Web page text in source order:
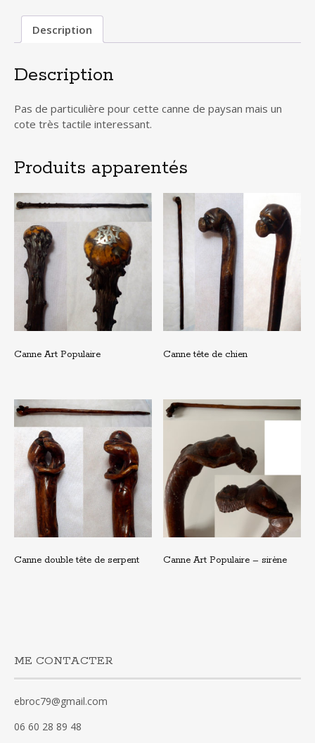
Description
Description
Pas de particulière pour cette canne de paysan mais un
cote très tactile interessant.
Produits apparentés
Canne Art Populaire Canne tête de chien
Canne double tête de serpent Canne Art Populaire – sirène
ME CONTACTER
ebroc79@gmail.com
06 60 28 89 48